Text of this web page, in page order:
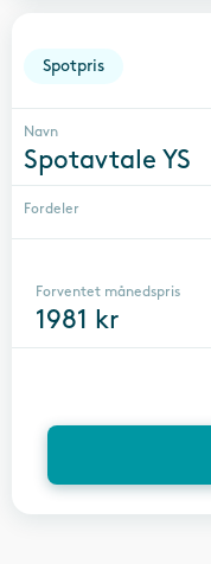
Spotpris
Navn
Spotavtale YS
Fordeler
Forventet månedspris
1981 kr